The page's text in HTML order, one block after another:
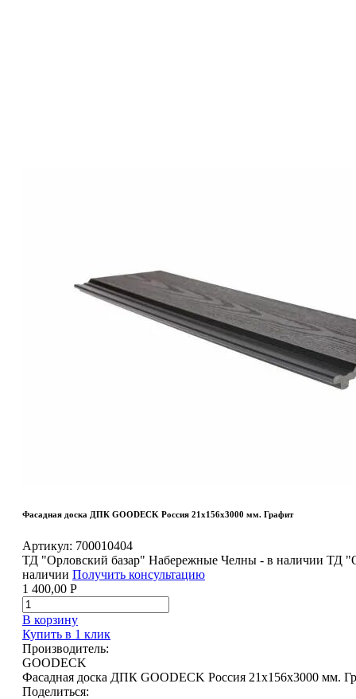
Фасадная доска ДПК GOODECK Россия 21х156х3000 мм. Графит
Артикул: 700010404
ТД "Орловский базар" Набережные Челны - в наличии ТД
наличии Получить консультацию
1 400,00 Р
В корзину
Купить в 1 клик
Производитель:
GOODECK
Фасадная доска ДПК GOODECK Россия 21х156х3000 мм.
Поделиться: